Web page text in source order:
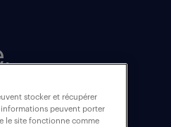
stocker et récupérer
peuvent porter
le site fonctionne comme